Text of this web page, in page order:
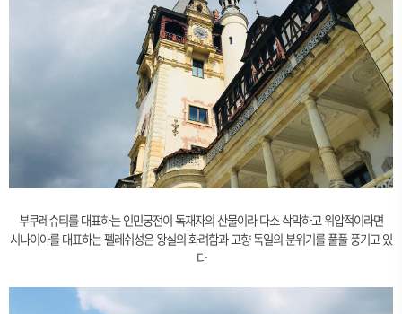
부쿠레슈티를 대표하는 인민궁전이 독재자의 산물이라 다소 삭막하고 위압적이라면
시나이아를 대표하는 펠레쉬성은 왕실의 화려함과 고향 독일의 분위기를 풀풀 풍기고 있
다